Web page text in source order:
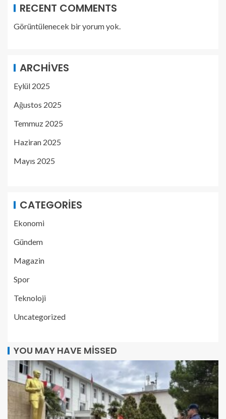
RECENT COMMENTS
Görüntülenecek bir yorum yok.
ARCHIVES
Eylül 2025
Ağustos 2025
Temmuz 2025
Haziran 2025
Mayıs 2025
CATEGORIES
Ekonomi
Gündem
Magazin
Spor
Teknoloji
Uncategorized
YOU MAY HAVE MISSED